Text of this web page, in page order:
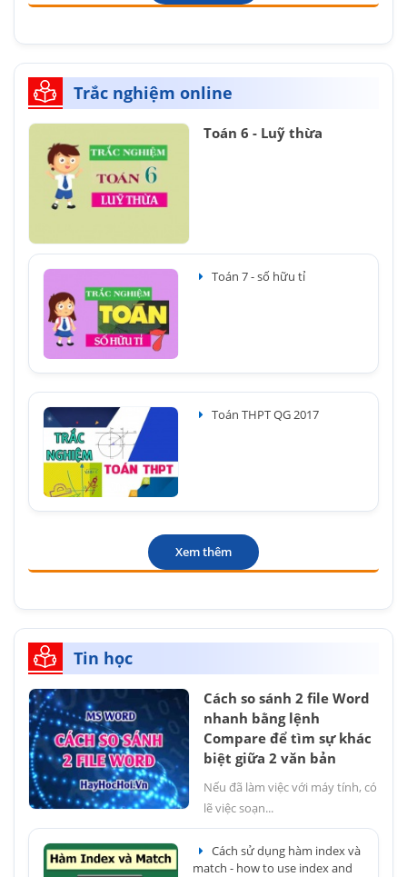
Trắc nghiệm online
Toán 6 - Luỹ thừa
Toán 7 - số hữu tỉ
Toán THPT QG 2017
Xem thêm
Tin học
Cách so sánh 2 file Word
nhanh bằng lệnh
Compare để tìm sự khác
biệt giữa 2 văn bản
Nếu đã làm việc với máy tính, có
lẽ việc soạn...
Cách sử dụng hàm index và
match - how to use index and